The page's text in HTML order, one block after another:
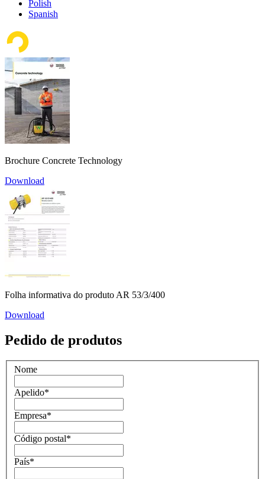
Polish
Spanish
Brochure Concrete Technology
Download
Folha informativa do produto AR 53/3/400
Download
Pedido de produtos
Nome
Apelido*
Empresa*
Código postal*
País*